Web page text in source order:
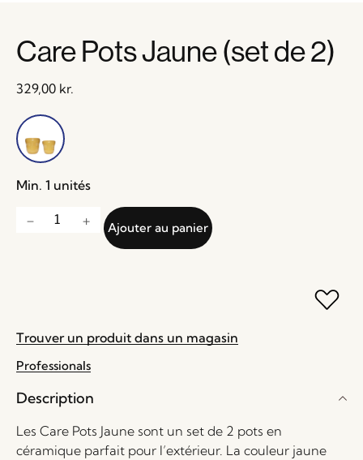
Care Pots Jaune (set de 2)
329,00 kr.
Min. 1 unités
Ajouter au panier
Trouver un produit dans un magasin
Professionals
Description
Les Care Pots Jaune sont un set de 2 pots en
céramique parfait pour l’extérieur. La couleur jaune